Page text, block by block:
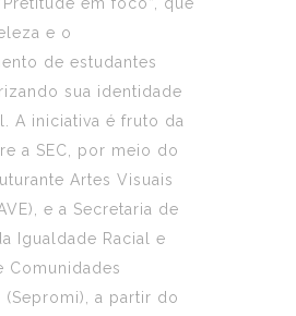
e o
de estudantes
sua identidade
A iniciativa é fruto da
a SEC, por meio do
Artes Visuais
e a Secretaria de
Igualdade Racial e
Comunidades
(Sepromi), a partir do